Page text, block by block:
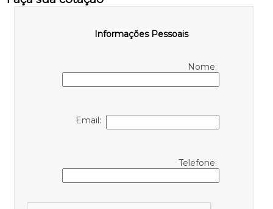
Informações Pessoais
Nome:
Email:
Telefone: